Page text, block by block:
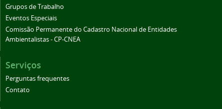
Grupos de Trabalho
Eventos Especiais
Comissão Permanente do Cadastro Nacional de Entidades
Ambientalistas - CP-CNEA
Serviços
Perguntas frequentes
Contato